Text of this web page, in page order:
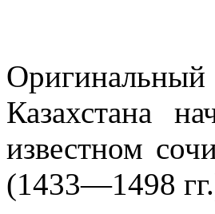
Казахстана
известном
(1433—1498